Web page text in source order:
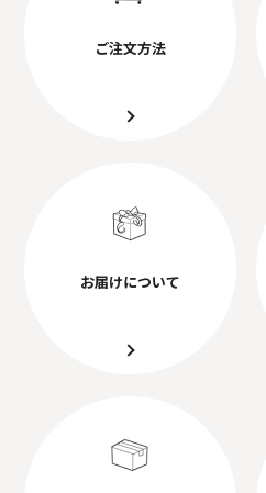
ご注文方法
お届けについて